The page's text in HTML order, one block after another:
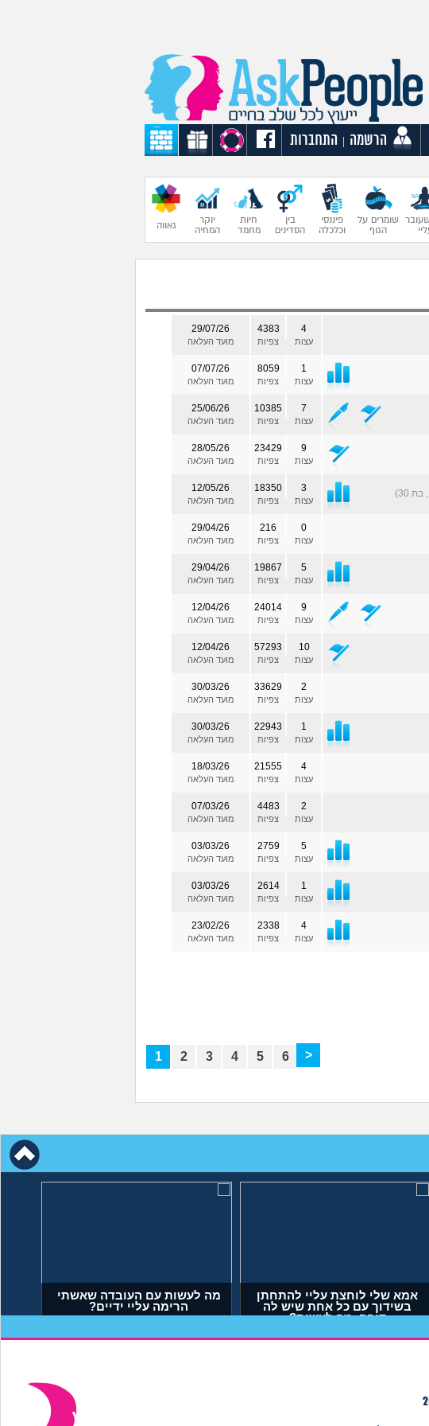
הרשמה התחברות
שומרים על
הגוף
פיננסי
וכלכלה
בין
הסדינים
חיות
מחמד
יוקר
המחיה
גאווה
29/07/26
מועד העלאה
4383
צפיות
4
עצות
07/07/26
מועד העלאה
8059
צפיות
1
עצות
25/06/26
מועד העלאה
10385
צפיות
7
עצות
28/05/26
מועד העלאה
23429
צפיות
9
עצות
30)
12/05/26
מועד העלאה
18350
צפיות
3
עצות
29/04/26
מועד העלאה
216
צפיות
0
עצות
29/04/26
מועד העלאה
19867
צפיות
5
עצות
12/04/26
מועד העלאה
24014
צפיות
9
עצות
12/04/26
מועד העלאה
57293
צפיות
10
עצות
30/03/26
מועד העלאה
33629
צפיות
2
עצות
30/03/26
מועד העלאה
22943
צפיות
1
עצות
18/03/26
מועד העלאה
21555
צפיות
4
עצות
07/03/26
מועד העלאה
4483
צפיות
2
עצות
03/03/26
מועד העלאה
2759
צפיות
5
עצות
03/03/26
מועד העלאה
2614
צפיות
1
עצות
23/02/26
מועד העלאה
2338
צפיות
4
עצות
1 2 3 4 5 6 >
מה לעשות עם העובדה שאשתי
הרימה עליי ידיים?
אמא שלי לוחצת עליי להתחתן
בשידוך עם כל אחת שיש לה
דופק, מה לעשות?